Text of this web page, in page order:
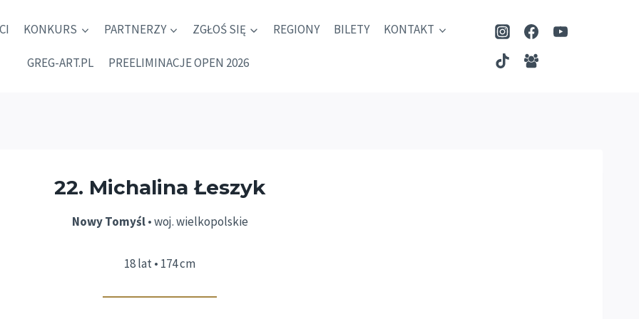
KONKURS PARTNERZY ZGŁOŚ SIĘ REGIONY BILETY KONTAKT
GREG-ART.PL PREELIMINACJE OPEN 2026
22. Michalina Łeszyk
Nowy Tomyśl• woj. wielkopolskie
18 lat • 174 cm